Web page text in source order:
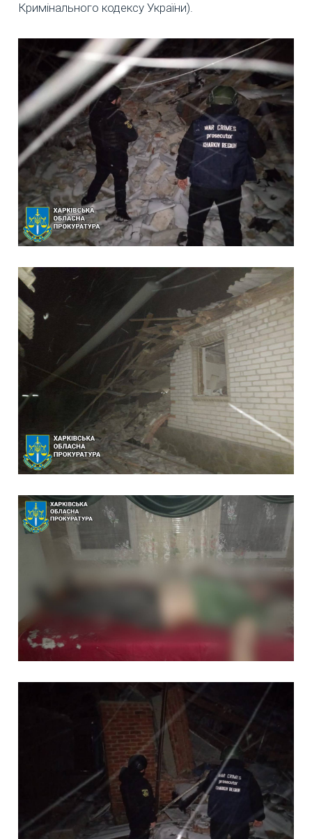
Кримінального кодексу України).